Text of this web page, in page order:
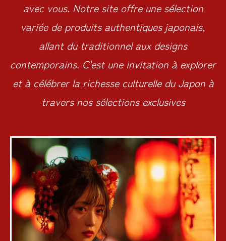
avec vous. Notre site offre une sélection
variée de produits authentiques japonais,
allant du traditionnel aux designs
contemporains. C'est une invitation à explorer
et à célébrer la richesse culturelle du Japon à
travers nos sélections exclusives